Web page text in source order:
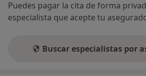
Puedes pagar la cita de forma
especialista que acepte tu
Buscar especialistas por